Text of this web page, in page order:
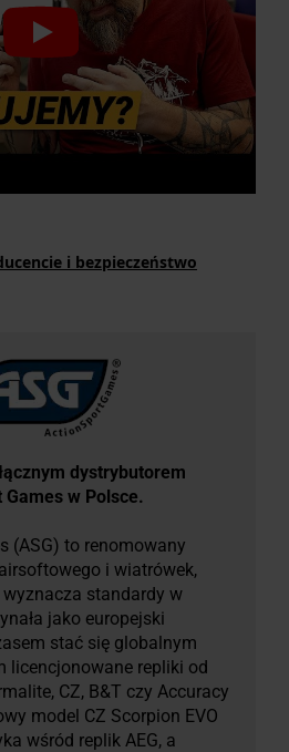
i bezpieczeństwo
dystrybutorem
w Polsce.
(ASG) to renomowany
i wiatrówek,
standardy w
jako europejski
stać się globalnym
licencjonowane repliki od
CZ, B&T czy Accuracy
model CZ Scorpion EVO
wśród replik AEG, a